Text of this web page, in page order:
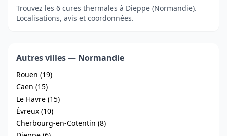
Trouvez les 6 cures thermales à Dieppe (Normandie).
Localisations, avis et coordonnées.
Autres villes — Normandie
Rouen (19)
Caen (15)
Le Havre (15)
Évreux (10)
Cherbourg-en-Cotentin (8)